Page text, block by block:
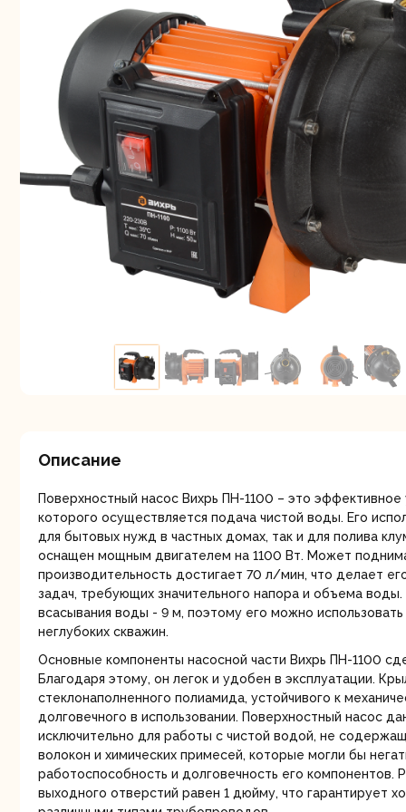
Описание
Поверхностный насос Вихрь ПН-1100 – это
которого осуществляется подача чистой воды. Его
для бытовых нужд в частных домах, так и для полива
оснащен мощным двигателем на 1100 Вт. Может
производительность достигает 70 л/мин, что делает
задач, требующих значительного напора и объема воды.
всасывания воды - 9 м, поэтому его можно
неглубоких скважин.
Основные компоненты насосной части Вихрь ПН-1100
Благодаря этому, он легок и удобен в эксплуатации.
стеклонаполненного полиамида, устойчивого к
долговечного в использовании. Поверхностный насос
исключительно для работы с чистой водой, не
волокон и химических примесей, которые могли бы
работоспособность и долговечность его компонентов.
выходного отверстий равен 1 дюйму, что гарантирует